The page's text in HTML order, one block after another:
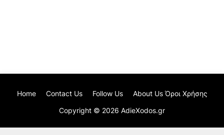
Copyright © 2026 AdieXodos.gr
Home Contact Us Follow Us About Us Όροι Χρήσης